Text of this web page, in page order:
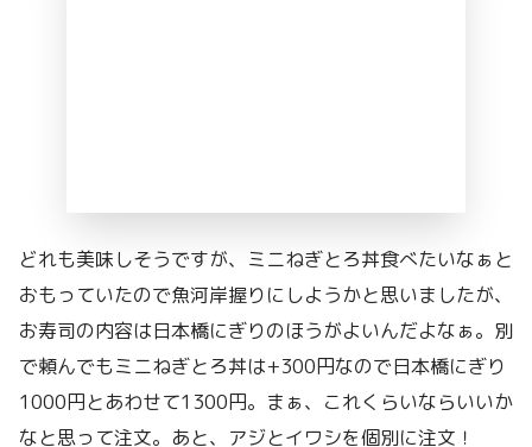
どれも美味しそうですが、ミニねぎとろ丼食べたいなぁと
おもっていたので魚河岸握りにしようかと思いましたが、
お寿司の内容は日本橋にぎりのほうがよいんだよなぁ。別
で頼んでもミニねぎとろ丼は+300円なので日本橋にぎり
1000円とあわせて1300円。まぁ、これくらいならいいか
なと思って注文。あと、アジとイワシを個別に注文！